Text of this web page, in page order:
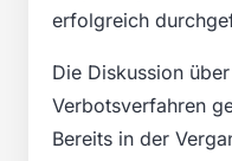
erfolgreich
Die Diskussion
Verbotsverfahren
Bereits in der